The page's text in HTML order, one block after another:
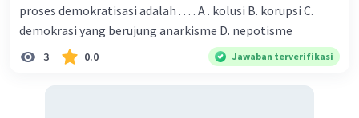
proses demokratisasi adalah . . . . A . kolusi B. korupsi C.
demokrasi yang berujung anarkisme D. nepotisme
3 0.0 Jawaban terverifikasi